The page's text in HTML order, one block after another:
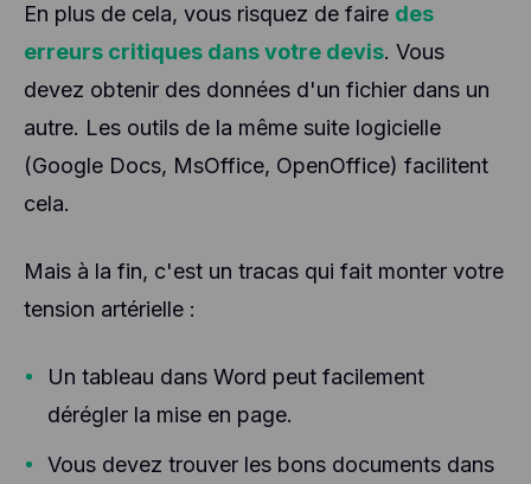
En plus de cela, vous risquez de faire des
erreurs critiques dans votre devis. Vous
devez obtenir des données d'un fichier dans un
autre. Les outils de la même suite logicielle
(Google Docs, MsOffice, OpenOffice) facilitent
cela.
Mais à la fin, c'est un tracas qui fait monter votre
tension artérielle :
Un tableau dans Word peut facilement
dérégler la mise en page.
Vous devez trouver les bons documents dans